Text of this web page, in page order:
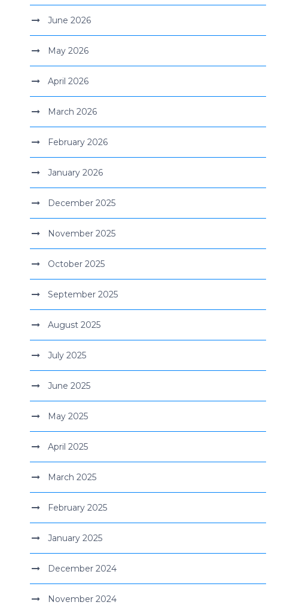
June 2026
May 2026
April 2026
March 2026
February 2026
January 2026
December 2025
November 2025
October 2025
September 2025
August 2025
July 2025
June 2025
May 2025
April 2025
March 2025
February 2025
January 2025
December 2024
November 2024